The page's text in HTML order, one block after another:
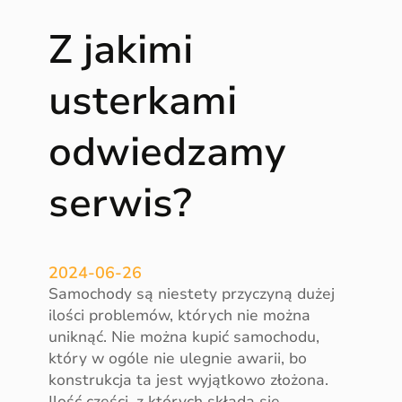
c
h
d
w
w
l
ą
z
n
o
r
m
Z jakimi
usterkami
odwiedzamy
serwis?
2024-06-26
Samochody są niestety przyczyną dużej
ilości problemów, których nie można
uniknąć. Nie można kupić samochodu,
który w ogóle nie ulegnie awarii, bo
konstrukcja ta jest wyjątkowo złożona.